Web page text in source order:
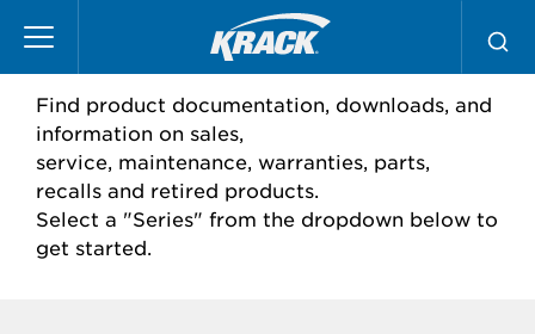
contenido
principal
Krack Condensers
Find product documentation, downloads, and
information on sales,
service, maintenance, warranties, parts,
recalls and retired products.
Select a "Series" from the dropdown below to
get started.